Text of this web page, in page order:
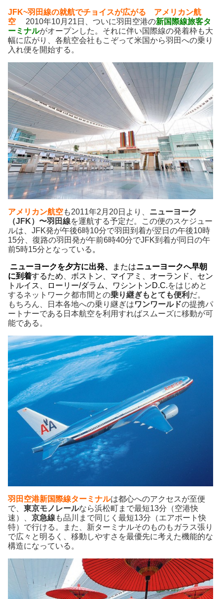
JFK~羽田線の就航でチョイスが広がる アメリカン航
空
2010年10月21日、ついに羽田空港の新国際線旅客タ
ーミナルがオープンした。それに伴い国際線の発着枠も大
幅に広がり、各航空会社もこぞって米国から羽田への乗り
入れ便を開始する。
アメリカン航空も2011年2月20日より、 ニューヨーク
（JFK）〜羽田線を運航する予定だ。この便のスケジュー
ルは、JFK発が午後6時10分で羽田到着が翌日の午後10時
15分、復路の羽田発が午前6時40分でJFK到着が同日の午
前5時15分となっている 。
ニューヨークを夕方に出発、 またはニューヨークへ早朝
に到着するため
ボストン、マイアミ、オーランド、セン
トルイス、ローリー/ダラム、ワシントンD.C.をはじめと
するネットワーク都市間との乗り継ぎもとても便利 だ。
もちろん、日本各地への乗り継ぎはワンワールドの提携パ
ートナーである日本航空を利用すればスムーズに移動が可
能である。
羽田空港新国際線ターミナルは都心へのアクセスが至便
で、 東京モノレールなら浜松町まで最短13分（空港快
速）、 京急線も品川まで同じく最短13分（エアポート快
特）で行ける。また、新ターミナルそのものもガラス張り
で広々と明るく、移動しやすさを最優先に考えた機能的な
構造になっている。